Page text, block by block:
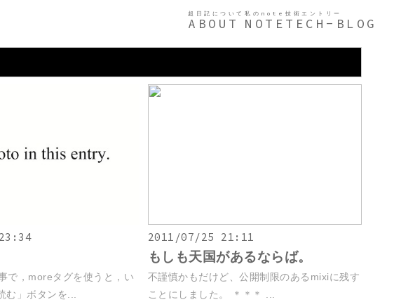
超日記について
ABOUT
私のnote
NOTE
技術エントリー
TECH-BLOG
で，moreタグを使うと，い
む」ボタンを...
2011/07/25 21:11
もしも天国があるならば。
不謹慎かもだけど、公開制限のあるmixiに残す
ことにしました。 ＊＊＊ ...